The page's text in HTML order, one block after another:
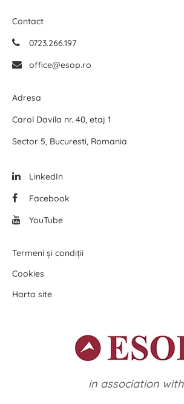
Contact
0723.266.197
office@esop.ro
Adresa
Carol Davila nr. 40, etaj 1
Sector 5, Bucuresti, Romania
LinkedIn
Facebook
YouTube
Termeni și condiții
Cookies
Harta site
in association with